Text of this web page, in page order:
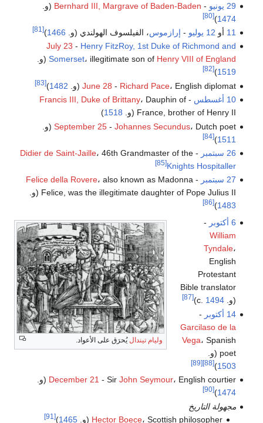
29 يونيو
-
Bernhard III, Margrave of Baden-Baden (و.
1474
)
[80]
11 أو 12 يوليو - إرازموس، الفيلسوف الهولندي (و. 1466
)
[81]
July 23 - Henry FitzRoy, 1st Duke of Richmond and
Somerset، illegitimate son of Henry VIII of England
(و.
1519
)
[82]
June 28 - Richard Pace، English diplomat (و. 1482
)
[83]
10 أغسطس -
Francis III, Duke of Brittany، Dauphin of
France, brother of Henry II (و.
1518
)
September 25- Johannes Secundus، Dutch poet (و.
1511
)
[84]
26 سبتمبر -
Didier de Saint-Jaille، 46th Grandmaster of the
Knights Hospitaller
[85]
27 سبتمبر -
Felice della Rovere، also known as Madonna
Felice, was the illegitimate daughter of Pope Julius II (و.
1483
)
[86]
وليام تينداليُحرَق على الأعواد.
6 أكتوبر
-
William
Tyndale،
English
Protestant
Bible translator
(و. c.1494
)
[87]
14 أكتوبر
-
Garcilaso de la
Vega، Spanish
poet (و.
1503
)
[88]
[89]
December 21 - Sir John Seymour، English courtier (و.
1474
)
[90]
مجهولة التاريخ
Hector Boece، Scottish philosopher (و. 1465
)
[91]